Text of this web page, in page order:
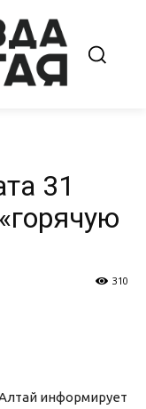
31
310
информирует